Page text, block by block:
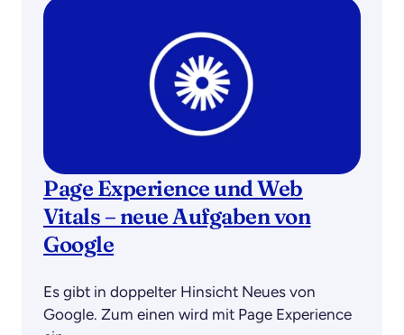
Page Experience und Web
Vitals – neue Aufgaben von
Google
Es gibt in doppelter Hinsicht Neues von
Google. Zum einen wird mit Page Experience